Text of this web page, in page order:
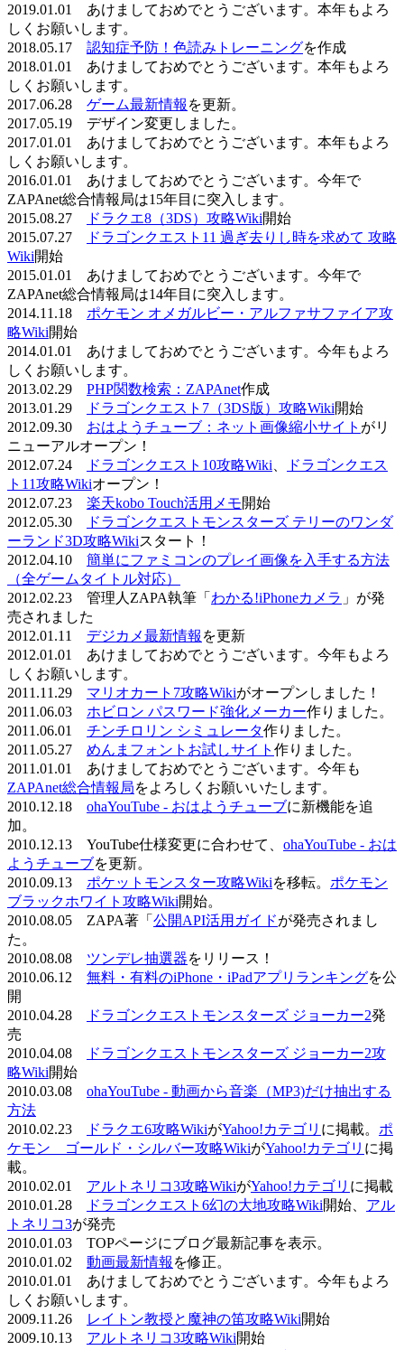
2019.01.01 あけましておめでとうございます。本年もよろ
しくお願いします。
2018.05.17 認知症予防！色読みトレーニングを作成
2018.01.01 あけましておめでとうございます。本年もよろ
しくお願いします。
2017.06.28 ゲーム最新情報 を更新。
2017.05.19 デザイン変更しました。
2017.01.01 あけましておめでとうございます。本年もよろ
しくお願いします。
2016.01.01 あけましておめでとうございます。今年で
ZAPAnet総合情報局は15年目に突入します。
2015.08.27
ドラクエ8（3DS）攻略Wiki開始
2015.07.27
ドラゴンクエスト11 過ぎ去りし時を求めて 攻略
Wiki開始
2015.01.01 あけましておめでとうございます。今年で
ZAPAnet総合情報局は14年目に突入します。
2014.11.18 ポケモン オメガルビー・アルファサファイア攻
略Wiki開始
2014.01.01 あけましておめでとうございます。今年もよろ
しくお願いします。
2013.02.29 PHP関数検索：ZAPAnet作成
2013.01.29
ドラゴンクエスト7（3DS版）攻略Wiki開始
2012.09.30 おはようチューブ：ネット画像縮小サイト がリ
ニューアルオープン！
2012.07.24
ドラゴンクエスト10攻略Wiki
ドラゴンクエス
ト11攻略Wikiオープン！
2012.07.23 楽天kobo Touch活用メモ開始
2012.05.30
ドラゴンクエストモンスターズ テリーのワンダ
ーランド3D攻略Wikiスタート！
2012.04.10 簡単にファミコンのプレイ画像を入手する方法
（全ゲームタイトル対応）
2012.02.23 管理人ZAPA執筆「 わかる!iPhoneカメラ 」が発
売されました
2012.01.11 デジカメ最新情報 を更新
2012.01.01 あけましておめでとうございます。今年もよろ
しくお願いします。
2011.11.29 マリオカート7攻略Wikiがオープンしました！
2011.06.03 ホビロン パスワード強化メーカー作りました。
2011.06.01 チンチロリン シミュレータ作りました。
2011.05.27 めんまフォントお試しサイト 作りました。
2011.01.01 あけましておめでとうございます。今年も
ZAPAnet総合情報局をよろしくお願いいたします。
2010.12.18 ohaYouTube - おはようチューブに新機能を追
加。
2010.12.13 YouTube仕様変更に合わせて、 ohaYouTube - おは
ようチューブを更新。
2010.09.13 ポケットモンスター攻略Wikiを移転。 ポケモン
ブラックホワイト攻略Wiki開始。
2010.08.05 ZAPA著「 公開API活用ガイドが発売されまし
た。
2010.08.08 ツンデレ抽選器をリリース！
2010.06.12 無料・有料のiPhone・iPadアプリランキングを公
開
2010.04.28
ドラゴンクエストモンスターズ ジョーカー2発
売
2010.04.08
ドラゴンクエストモンスターズ ジョーカー2攻
略Wiki開始
2010.03.08 ohaYouTube - 動画から音楽（MP3)だけ抽出する
方法
2010.02.23
ドラクエ6攻略WikiがYahoo!カテゴリ に掲載。 ポ
ケモン ゴールド・シルバー攻略WikiがYahoo!カテゴリ に掲
載。
2010.02.01 アルトネリコ3攻略WikiがYahoo!カテゴリ に掲載
2010.01.28
ドラゴンクエスト6幻の大地攻略Wiki開始、 アル
トネリコ3が発売
2010.01.03 TOPページにブログ最新記事を表示。
2010.01.02 動画最新情報 を修正。
2010.01.01 あけましておめでとうございます。今年もよろ
しくお願いします。
2009.11.26
レイトン教授と魔神の笛攻略Wiki開始
2009.10.13 アルトネリコ3攻略Wiki開始